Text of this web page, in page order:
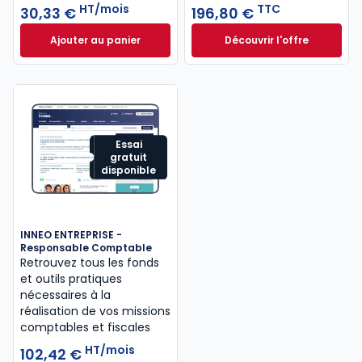
30,33 € HT/mois
Ajouter au panierMémentis Professions libérales à 30,33 €
196,80 € TTC
Découvrir l'offreL'appel expert à
Dès
Essai
gratuit
disponible
INNEO ENTREPRISE -
Responsable Comptable
Retrouvez tous les fonds
et outils pratiques
nécessaires à la
réalisation de vos missions
comptables et fiscales
102,42 € HT/mois